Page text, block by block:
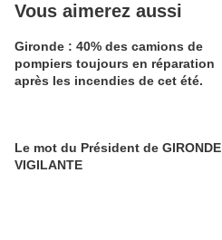
Vous aimerez aussi
Gironde : 40% des camions de
pompiers toujours en réparation
après les incendies de cet été.
Le mot du Président de GIRONDE
VIGILANTE